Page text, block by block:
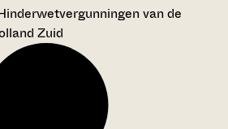
van de
Zuid